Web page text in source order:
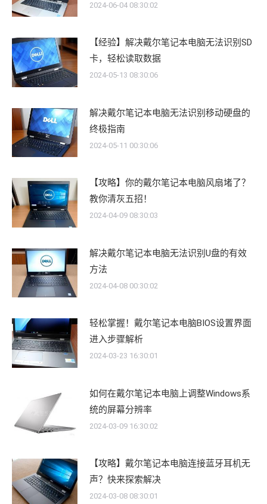
2024-06-04 08:30:02
【经验】解决戴尔笔记本电脑无法识别SD
卡，轻松读取数据
2024-05-13 08:30:06
解决戴尔笔记本电脑无法识别移动硬盘的
终极指南
2024-05-11 00:30:06
【攻略】你的戴尔笔记本电脑风扇堵了？
教你清灰五招！
2024-04-09 08:30:03
解决戴尔笔记本电脑无法识别U盘的有效
方法
2024-04-08 00:30:02
轻松掌握！戴尔笔记本电脑BIOS设置界面
进入步骤解析
2024-03-23 16:30:01
如何在戴尔笔记本电脑上调整Windows系
统的屏幕分辨率
2024-03-09 16:30:02
【攻略】戴尔笔记本电脑连接蓝牙耳机无
声？快来探索解决
2024-03-08 08:30:01